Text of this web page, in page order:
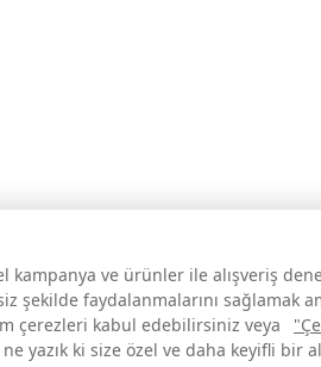
kampanya ve ürünler ile alışveriş
şekilde faydalanmalarını sağlamak
çerezleri kabul edebilirsiniz veya
yazık ki size özel ve daha keyifli bir